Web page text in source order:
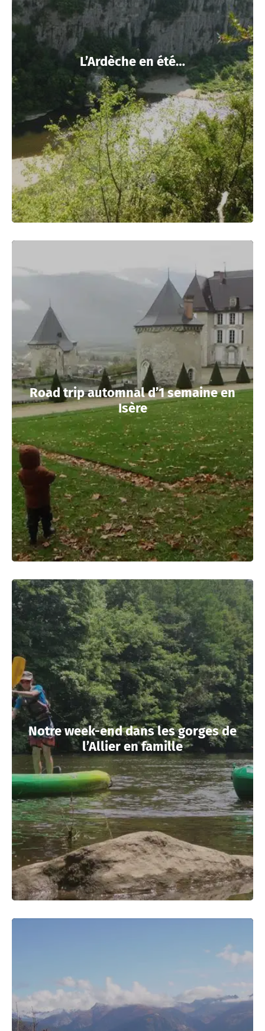
L’Ardèche en été…
Road trip automnal d’1 semaine en
Isère
Notre week-end dans les gorges de
l’Allier en famille